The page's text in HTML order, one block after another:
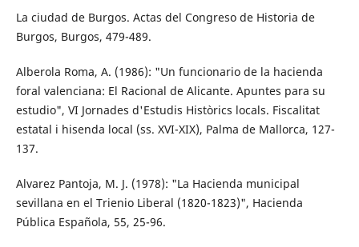
La ciudad de Burgos. Actas del Congreso de Historia de
Burgos, Burgos, 479-489.
Alberola Roma, A. (1986): "Un funcionario de la hacienda
foral valenciana: El Racional de Alicante. Apuntes para su
estudio", VI Jornades d'Estudis Històrics locals. Fiscalitat
estatal i hisenda local (ss. XVI-XIX), Palma de Mallorca, 127-
137.
Alvarez Pantoja, M. J. (1978): "La Hacienda municipal
sevillana en el Trienio Liberal (1820-1823)", Hacienda
Pública Española, 55, 25-96.